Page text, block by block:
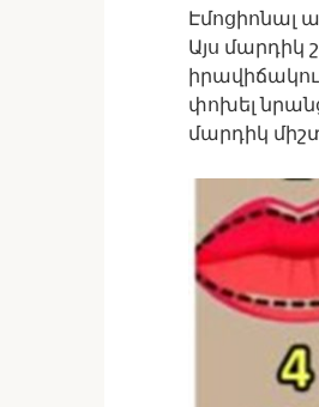
Էմոցիոնալ
Այս մարդիկ
փոխել
մարդիկ